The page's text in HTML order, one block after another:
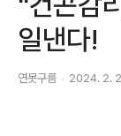
일낸다!
연못구름 2024. 2.